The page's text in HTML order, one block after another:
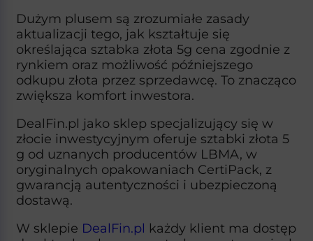
Dużym plusem są zrozumiałe zasady
aktualizacji tego, jak kształtuje się
określająca sztabka złota 5g cena zgodnie z
rynkiem oraz możliwość późniejszego
odkupu złota przez sprzedawcę.​ To znacząco
zwiększa komfort inwestora.
DealFin.pl jako sklep specjalizujący się w
złocie inwestycyjnym oferuje sztabki złota 5
g od uznanych producentów LBMA, w
oryginalnych opakowaniach CertiPack, z
gwarancją autentyczności i ubezpieczoną
dostawą.
W sklepie DealFin.pl każdy klient ma dostęp